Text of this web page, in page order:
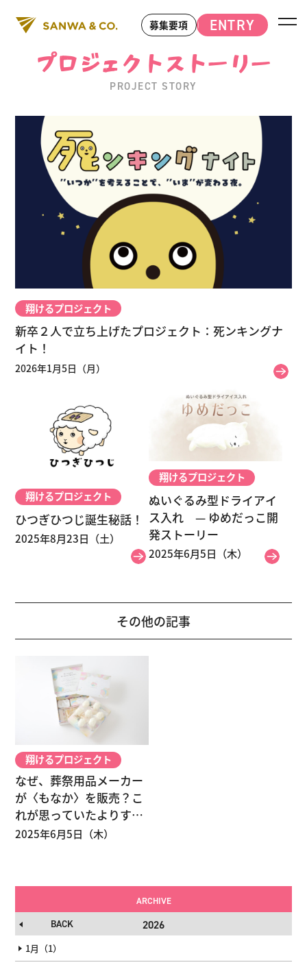
募集要項 ENTRY
プロジェクトストーリー
PROJECT STORY
翔けるプロジェクト
新卒２人で立ち上げたプロジェクト：死ンキングナ
イト！
2026年1月5日（月）
翔けるプロジェクト
ひつぎひつじ誕生秘話！
2025年8月23日（土）
翔けるプロジェクト
ぬいぐるみ型ドライアイ
ス入れ — ゆめだっこ開
発ストーリー
2025年6月5日（木）
その他の記事
翔けるプロジェクト
なぜ、葬祭用品メーカー
が〈もなか〉を販売？こ
れが思っていたよりすご
かった。
2025年6月5日（木）
ARCHIVE
BACK 2026
1月（1）